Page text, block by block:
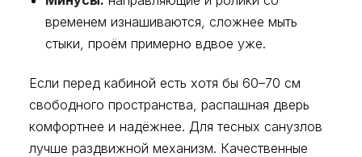
временем изнашиваются, сложнее мыть
стыки, проём примерно вдвое уже.
Если перед кабиной есть хотя бы 60–70 см
свободного пространства, распашная дверь
комфортнее и надёжнее. Для тесных санузлов
лучше раздвижной механизм. Качественные